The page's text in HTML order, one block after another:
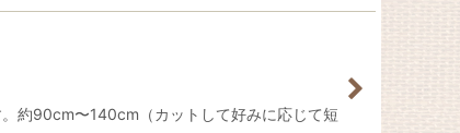
約90cm〜140cm（カットして好みに応じて短